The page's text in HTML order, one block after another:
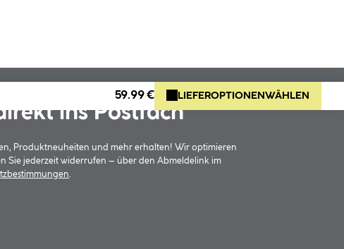
59.99 € LIEFEROPTIONEN WÄHLEN
ins Postfach
Produktneuheiten und mehr erhalten! Wir optimieren
Sie jederzeit widerrufen – über den Abmeldelink im